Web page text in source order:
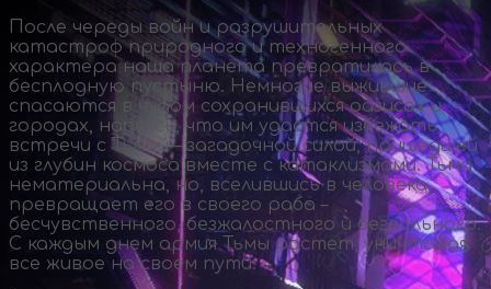
После череды войн и разрушительных
катастроф природного и техногенного
характера наша планета превратилась в
бесплодную пустыню. Немногие выжившие
спасаются в чудом сохранившихся оазисах и
городах, надеясь, что им удастся избежать
встречи с Тьмой – загадочной силой, пришедшей
из глубин космоса вместе с катаклизмами. Тьма
нематериальна, но, вселившись в человека,
превращает его в своего раба –
бесчувственного, безжалостного и безвольного.
С каждым днем армия Тьмы растет, уничтожая
все живое на своем пути.